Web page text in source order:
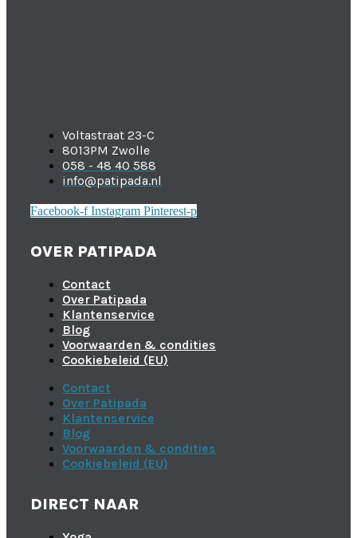
Voltastraat 23-C
8013PM Zwolle
058 - 48 40 588
info@patipada.nl
Facebook-f Instagram Pinterest-p
OVER PATIPADA
Contact
Over Patipada
Klantenservice
Blog
Voorwaarden & condities
Cookiebeleid (EU)
Contact
Over Patipada
Klantenservice
Blog
Voorwaarden & condities
Cookiebeleid (EU)
DIRECT NAAR